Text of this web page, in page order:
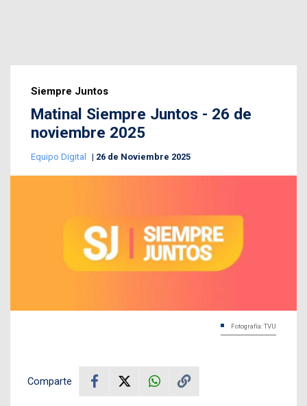
Siempre Juntos
Matinal Siempre Juntos - 26 de
noviembre 2025
Equipo Digital 26 de Noviembre 2025
Fotografía: TVU
Comparte